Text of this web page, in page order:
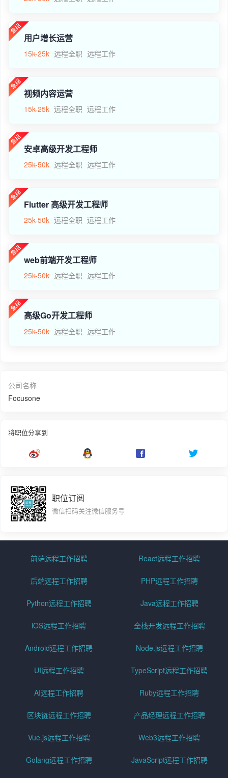
用户增长运营
15k-25k 远程全职 远程工作
视频内容运营
15k-25k 远程全职 远程工作
安卓高级开发工程师
25k-50k 远程全职 远程工作
Flutter 高级开发工程师
25k-50k 远程全职 远程工作
web前端开发工程师
25k-50k 远程全职 远程工作
高级Go开发工程师
25k-50k 远程全职 远程工作
公司名称
Focusone
将职位分享到
职位订阅
微信扫码关注微信服务号
前端远程工作招聘 React远程工作招聘
后端远程工作招聘 PHP远程工作招聘
Python远程工作招聘 Java远程工作招聘
iOS远程工作招聘 全栈开发远程工作招聘
Android远程工作招聘 Node.js远程工作招聘
UI远程工作招聘 TypeScript远程工作招聘
AI远程工作招聘 Ruby远程工作招聘
区块链远程工作招聘 产品经理远程工作招聘
Vue.js远程工作招聘 Web3远程工作招聘
Golang远程工作招聘 JavaScript远程工作招聘